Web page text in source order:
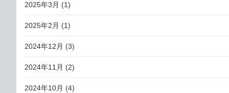
2025年3月 (1)
2025年2月 (1)
2024年12月 (3)
2024年11月 (2)
2024年10月 (4)